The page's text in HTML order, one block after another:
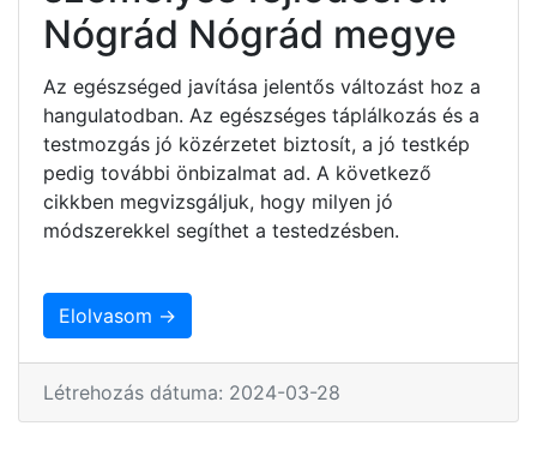
Nógrád Nógrád megye
Az egészséged javítása jelentős változást hoz a
hangulatodban. Az egészséges táplálkozás és a
testmozgás jó közérzetet biztosít, a jó testkép
pedig további önbizalmat ad. A következő
cikkben megvizsgáljuk, hogy milyen jó
módszerekkel segíthet a testedzésben.
Elolvasom →
Létrehozás dátuma: 2024-03-28